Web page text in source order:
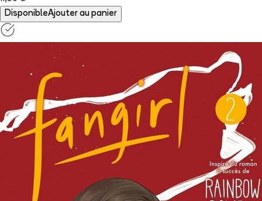
DisponibleAjouter au panier